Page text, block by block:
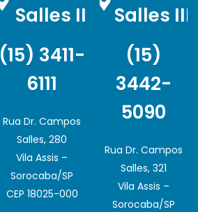
Salles II
(15) 3411-
6111
Rua Dr. Campos
Salles, 280
Vila Assis –
Sorocaba/SP
CEP 18025-000
Salles III
(15)
3442-
5090
Rua Dr. Campos
Salles, 321
Vila Assis –
Sorocaba/SP